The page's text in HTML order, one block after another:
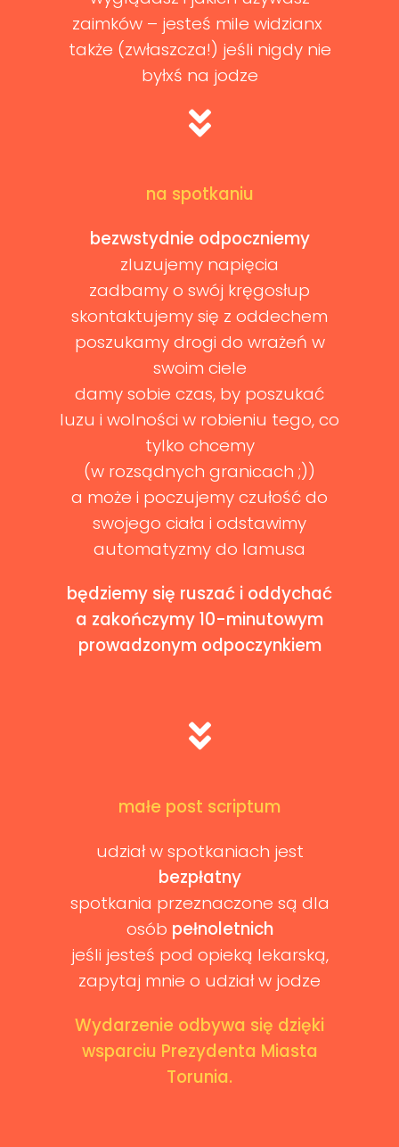
zaimków – jesteś mile widzianx
także (zwłaszcza!) jeśli nigdy nie
byłxś na jodze
na spotkaniu
bezwstydnie odpoczniemy
zluzujemy napięcia
zadbamy o swój kręgosłup
skontaktujemy się z oddechem
poszukamy drogi do wrażeń w
swoim ciele
damy sobie czas, by poszukać
luzu i wolności w robieniu tego, co
tylko chcemy
(w rozsądnych granicach ;))
a może i poczujemy czułość do
swojego ciała i odstawimy
automatyzmy do lamusa
będziemy się ruszać i oddychać
a zakończymy 10-minutowym
prowadzonym odpoczynkiem
małe post scriptum
udział w spotkaniach jest
bezpłatny
spotkania przeznaczone są dla
osób pełnoletnich
jeśli jesteś pod opieką lekarską,
zapytaj mnie o udział w jodze
Wydarzenie odbywa się dzięki
wsparciu Prezydenta Miasta
Torunia.